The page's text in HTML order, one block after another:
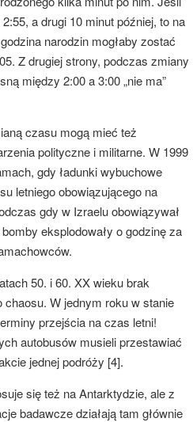
a drugi 10 minut później, to na
narodzin mogłaby zostać
Z drugiej strony, podczas zmiany
między 2:00 a 3:00 „nie ma”
czasu mogą mieć też
polityczne i militarne. W 1999
gdy ładunki wybuchowe
letniego obowiązującego na
gdy w Izraelu obowiązywał
eksplodowały o godzinę za
50. i 60. XX wieku brak
chaosu. W jednym roku w stanie
przejścia na czas letni!
autobusów musieli przestawiać
jednej podróży [4].
się też na Antarktydzie, ale z
badawcze działają tam głównie